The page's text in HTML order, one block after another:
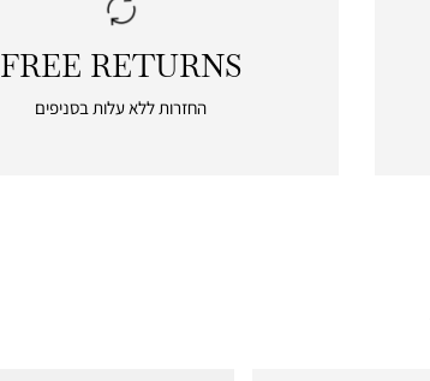
|
returns
FREE RETURNS
החזרות ללא עלות בסניפים